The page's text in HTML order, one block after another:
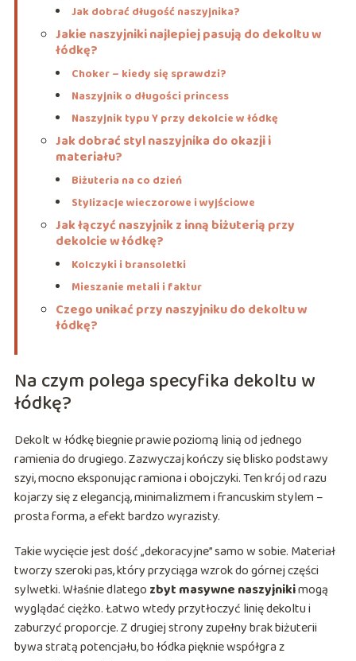
Jak dobrać długość naszyjnika?
Jakie naszyjniki najlepiej pasują do dekoltu w
łódkę?
Choker – kiedy się sprawdzi?
Naszyjnik o długości princess
Naszyjnik typu Y przy dekolcie w łódkę
Jak dobrać styl naszyjnika do okazji i
materiału?
Biżuteria na co dzień
Stylizacje wieczorowe i wyjściowe
Jak łączyć naszyjnik z inną biżuterią przy
dekolcie w łódkę?
Kolczyki i bransoletki
Mieszanie metali i faktur
Czego unikać przy naszyjniku do dekoltu w
łódkę?
Na czym polega specyfika dekoltu w
łódkę?
Dekolt w łódkę biegnie prawie poziomą linią od jednego
ramienia do drugiego. Zazwyczaj kończy się blisko podstawy
szyi, mocno eksponując ramiona i obojczyki. Ten krój od razu
kojarzy się z elegancją, minimalizmem i francuskim stylem –
prosta forma, a efekt bardzo wyrazisty.
Takie wycięcie jest dość „dekoracyjne” samo w sobie. Materiał
tworzy szeroki pas, który przyciąga wzrok do górnej części
sylwetki. Właśnie dlatego zbyt masywne naszyjnikimogą
wyglądać ciężko. Łatwo wtedy przytłoczyć linię dekoltu i
zaburzyć proporcje. Z drugiej strony zupełny brak biżuterii
bywa stratą potencjału, bo łódka pięknie współgra z